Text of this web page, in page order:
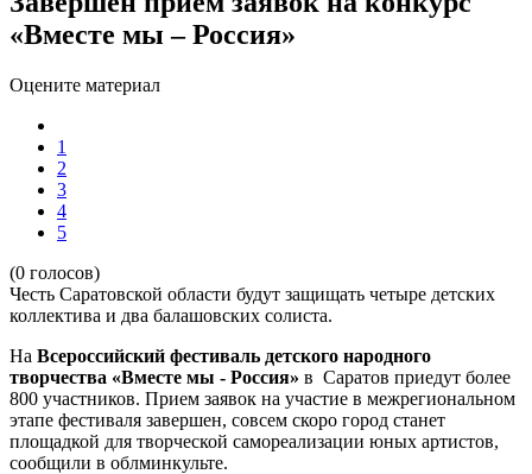
«Вместе мы – Россия»
Оцените материал
1
2
3
4
5
(0 голосов)
Честь Саратовской области будут защищать четыре детских
коллектива и два балашовских солиста.
На Всероссийский фестиваль детского народного
творчества «Вместе мы - Россия» в Саратов приедут более
800 участников. Прием заявок на участие в межрегиональном
этапе фестиваля завершен, совсем скоро город станет
площадкой для творческой самореализации юных артистов,
сообщили в облминкульте.